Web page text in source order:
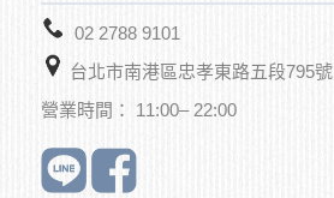
02 2788 9101
台北市南港區忠孝東路五段795號
營業時間： 11:00– 22:00